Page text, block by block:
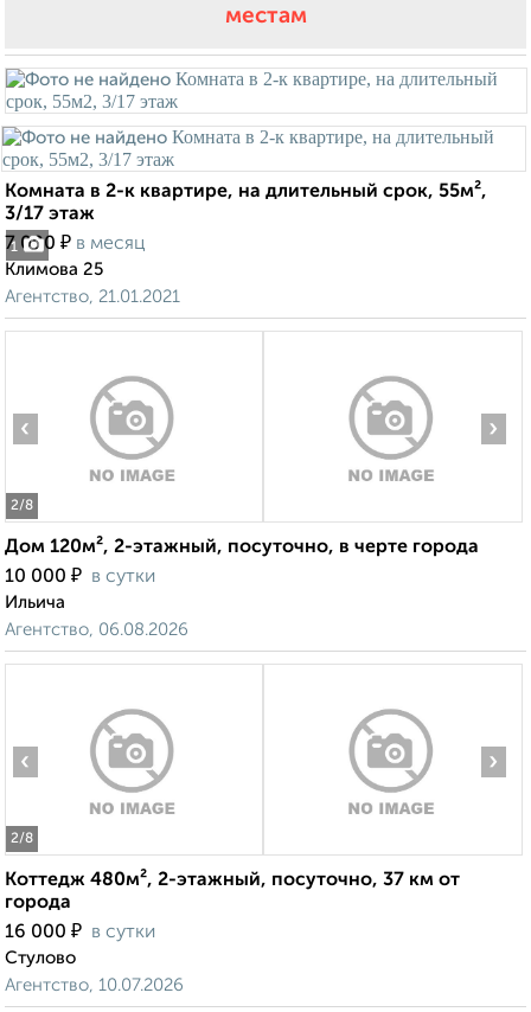
местам
1
Комната в 2-к квартире, на длительный срок, 55м²,
3/17 этаж
7 000 ₽ в месяц
Климова 25
Агентство, 21.01.2021
2/8
‹ ›
Дом 120м², 2-этажный, посуточно, в черте города
10 000 ₽ в сутки
Ильича
Агентство, 06.08.2026
2/8
‹ ›
Коттедж 480м², 2-этажный, посуточно, 37 км от
города
16 000 ₽ в сутки
Стулово
Агентство, 10.07.2026